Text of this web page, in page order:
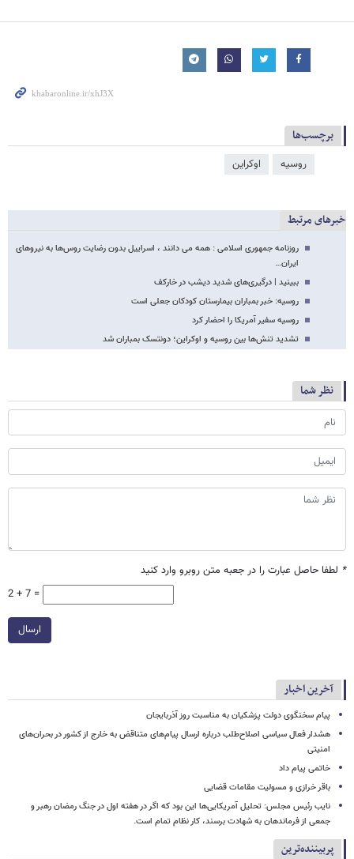
برچسب‌ها
روسیه اوکراین
خبرهای مرتبط
روزنامه جمهوری اسلامی : همه می دانند ، اسراییل بدون رضایت روس‌ها به نیروهای
ایران…
ببینید | درگیری‌های شدید دیشب در خارکف
روسیه: خبر بمباران بیمارستان کودکان جعلی است
روسیه سفیر آمریکا را احضار کرد
تشدید تنش‌ها بین روسیه و اوکراین؛ دونتسک بمباران شد
نظر شما
* لطفا حاصل عبارت را در جعبه متن روبرو وارد کنید
2 + 7 =
ارسال
آخرین اخبار
پیام سخنگوی دولت پزشکیان به مناسبت روز آذربایجان
هشدار فعال سیاسی اصلاح‌طلب درباره ارسال پیام‌های متناقض به خارج از کشور در بحران‌های
امنیتی
خاتمی پیام داد
باقر خرازی و مسولیت مقامات قضایی
نایب رئیس مجلس: تحلیل آمریکایی‌ها این بود که اگر در هفته اول در جنگ رمضان رهبر و
جمعی از فرماندهان به شهادت برسند، کار نظام تمام است.
پربیننده‌ترین